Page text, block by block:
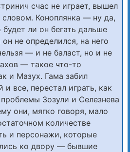
счас не играет, вышел
Коноплянка — ну да,
будет ли он бегать дальше
не определился, на него
— и не баласт, но и не
— такое что-то
и Мазух. Гама забил
и все, перестал играть, как
Зозули и Селезнева
они, мягко говоря, мало
количестве
и персонажи, которые
ко двору — бывшие